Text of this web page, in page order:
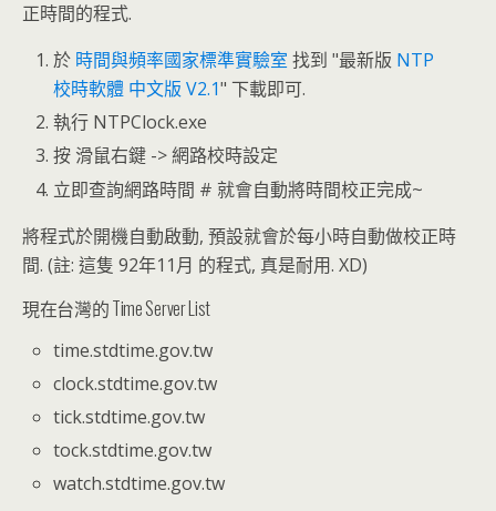
正時間的程式.
於 時間與頻率國家標準實驗室 找到 "最新版 NTP
校時軟體 中文版 V2.1" 下載即可.
執行 NTPClock.exe
按 滑鼠右鍵 -> 網路校時設定
立即查詢網路時間 # 就會自動將時間校正完成~
將程式於開機自動啟動, 預設就會於每小時自動做校正時
間. (註: 這隻 92年11月 的程式, 真是耐用. XD)
現在台灣的 Time Server List
time.stdtime.gov.tw
clock.stdtime.gov.tw
tick.stdtime.gov.tw
tock.stdtime.gov.tw
watch.stdtime.gov.tw